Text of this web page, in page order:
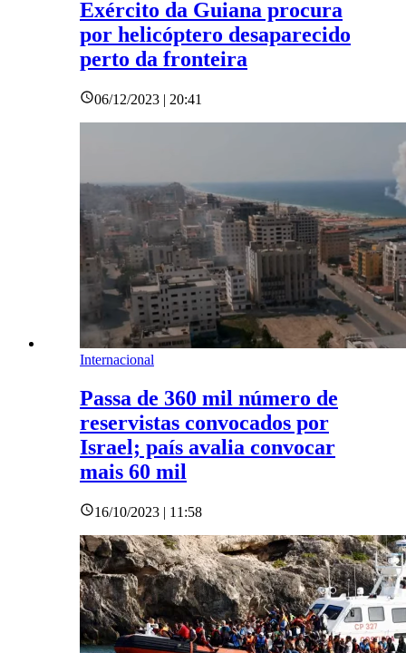
Exército da Guiana procura
por helicóptero desaparecido
perto da fronteira
06/12/2023 | 20:41
Internacional
Passa de 360 mil número de
reservistas convocados por
Israel; país avalia convocar
mais 60 mil
16/10/2023 | 11:58